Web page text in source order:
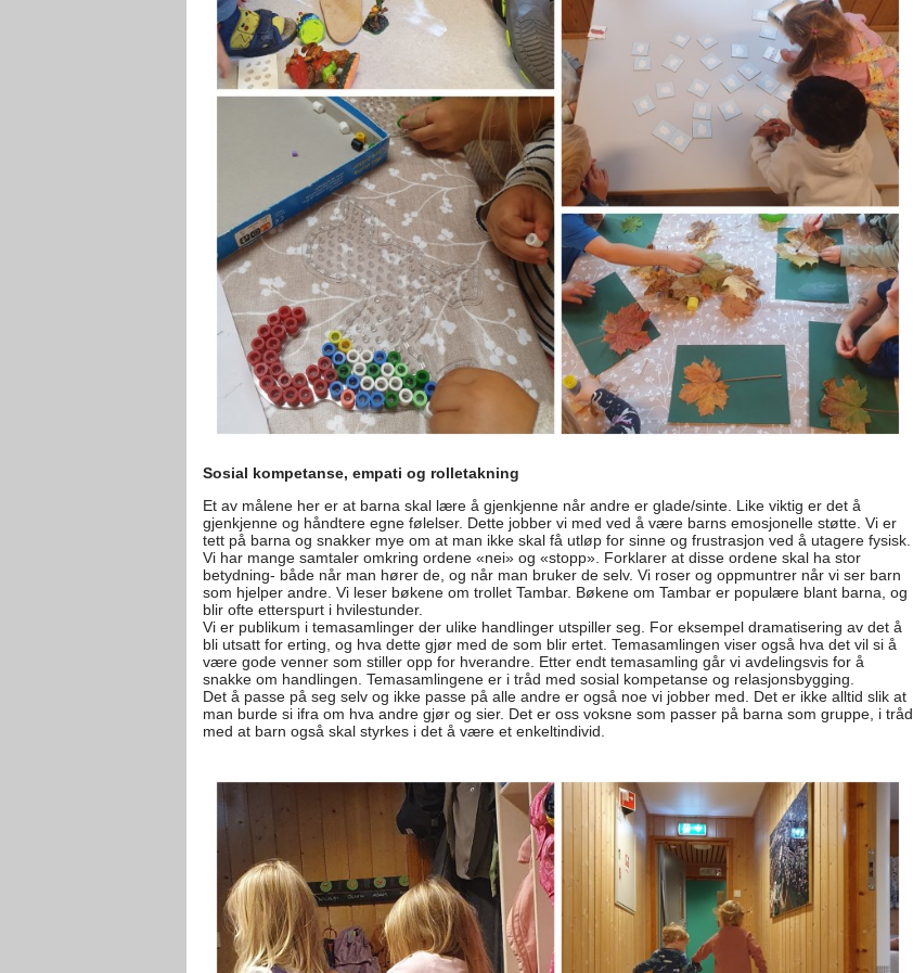
Sosial kompetanse, empati og rolletakning
Et av målene her er at barna skal lære å gjenkjenne når andre er glade/sinte. Like viktig er det å
gjenkjenne og håndtere egne følelser. Dette jobber vi med ved å være barns emosjonelle støtte. Vi er
tett på barna og snakker mye om at man ikke skal få utløp for sinne og frustrasjon ved å utagere fysisk.
Vi har mange samtaler omkring ordene «nei» og «stopp». Forklarer at disse ordene skal ha stor
betydning- både når man hører de, og når man bruker de selv. Vi roser og oppmuntrer når vi ser barn
som hjelper andre. Vi leser bøkene om trollet Tambar. Bøkene om Tambar er populære blant barna, og
blir ofte etterspurt i hvilestunder.
Vi er publikum i temasamlinger der ulike handlinger utspiller seg. For eksempel dramatisering av det å
bli utsatt for erting, og hva dette gjør med de som blir ertet. Temasamlingen viser også hva det vil si å
være gode venner som stiller opp for hverandre. Etter endt temasamling går vi avdelingsvis for å
snakke om handlingen. Temasamlingene er i tråd med sosial kompetanse og relasjonsbygging.
Det å passe på seg selv og ikke passe på alle andre er også noe vi jobber med. Det er ikke alltid slik at
man burde si ifra om hva andre gjør og sier. Det er oss voksne som passer på barna som gruppe, i tråd
med at barn også skal styrkes i det å være et enkeltindivid.